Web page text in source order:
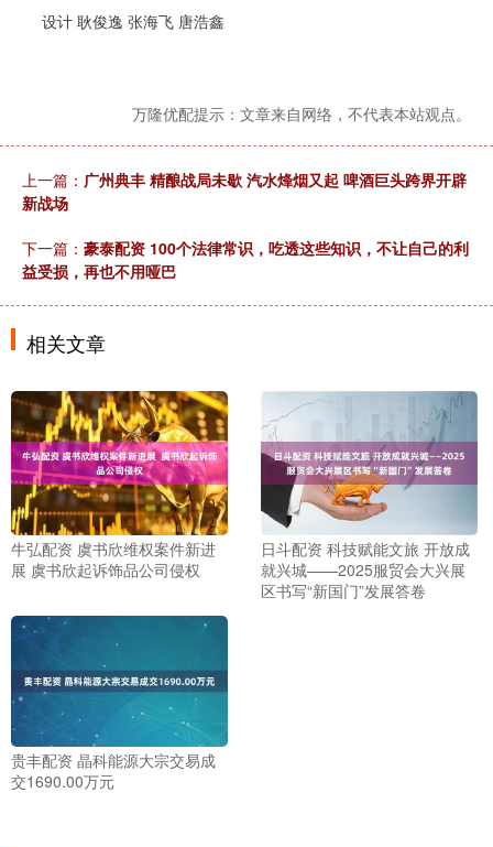
设计 耿俊逸 张海飞 唐浩鑫
万隆优配提示：文章来自网络，不代表本站观点。
上一篇： 广州典丰 精酿战局未歇 汽水烽烟又起 啤酒巨头跨界开辟
新战场
下一篇： 豪泰配资 100个法律常识，吃透这些知识，不让自己的利
益受损，再也不用哑巴
相关文章
牛弘配资 虞书欣维权案件新进
展 虞书欣起诉饰品公司侵权
日斗配资 科技赋能文旅 开放成
就兴城——2025服贸会大兴展
区书写“新国门”发展答卷
贵丰配资 晶科能源大宗交易成
交1690.00万元